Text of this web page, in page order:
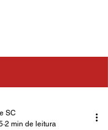
SC
2 min de leitura